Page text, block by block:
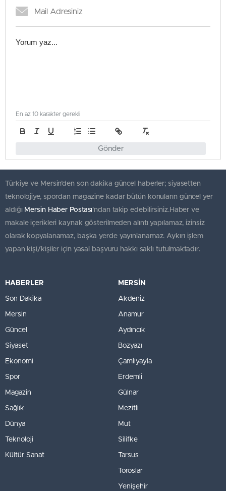
Gönder
En az 10 karakter gerekli
Türkiye ve Mersin’den son dakika güncel haberler; siyasetten
teknolojiye, spordan magazine kadar bütün konuların güncel yer
aldığı Mersin Haber Postası'ndan takip edebilirsiniz.Haber ve
makale içerikleri kaynak gösterilmeden alıntı yapılamaz, izinsiz
olarak kopyalanamaz, başka yerde yayınlanamaz. Aykırı işlem
yapan kişi/kişiler için yasal başvuru hakkı saklı tutulmaktadır.
HABERLER
Son Dakika
Mersin
Güncel
Siyaset
Ekonomi
Spor
Magazin
Sağlık
Dünya
Teknoloji
Kültür Sanat
MERSİN
Akdeniz
Anamur
Aydıncık
Bozyazı
Çamlıyayla
Erdemli
Gülnar
Mezitli
Mut
Silifke
Tarsus
Toroslar
Yenişehir